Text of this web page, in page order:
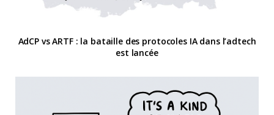
AdCP vs ARTF : la bataille des protocoles IA dans l’adtech
est lancée